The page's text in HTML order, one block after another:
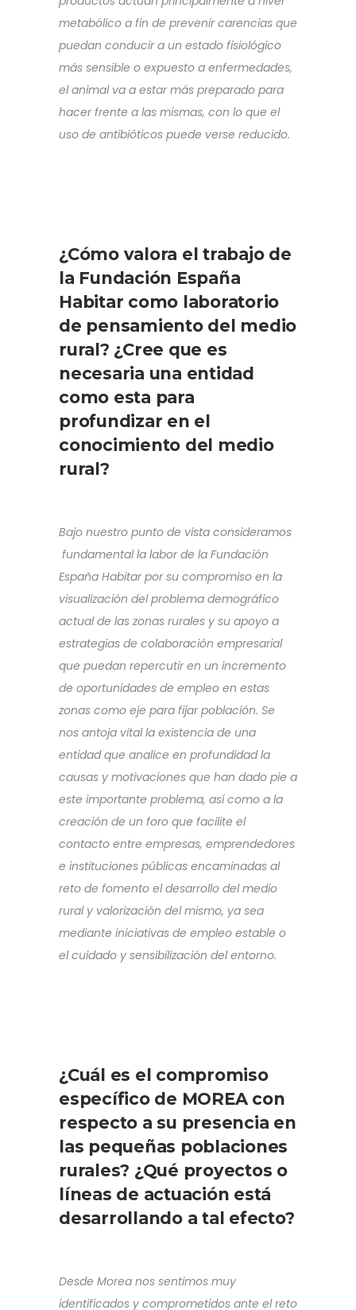
metabólico a fin de prevenir carencias que
puedan conducir a un estado fisiológico
más sensible o expuesto a enfermedades,
el animal va a estar más preparado para
hacer frente a las mismas, con lo que el
uso de antibióticos puede verse reducido.
¿Cómo valora el trabajo de
la Fundación España
Habitar como laboratorio
de pensamiento del medio
rural? ¿Cree que es
necesaria una entidad
como esta para
profundizar en el
conocimiento del medio
rural?
Bajo nuestro punto de vista consideramos
fundamental la labor de la Fundación
España Habitar por su compromiso en la
visualización del problema demográfico
actual de las zonas rurales y su apoyo a
estrategias de colaboración empresarial
que puedan repercutir en un incremento
de oportunidades de empleo en estas
zonas como eje para fijar población. Se
nos antoja vital la existencia de una
entidad que analice en profundidad la
causas y motivaciones que han dado pie a
este importante problema, así como a la
creación de un foro que facilite el
contacto entre empresas, emprendedores
e instituciones públicas encaminadas al
reto de fomento el desarrollo del medio
rural y valorización del mismo, ya sea
mediante iniciativas de empleo estable o
el cuidado y sensibilización del entorno.
¿Cuál es el compromiso
específico de MOREA con
respecto a su presencia en
las pequeñas poblaciones
rurales? ¿Qué proyectos o
líneas de actuación está
desarrollando a tal efecto?
Desde Morea nos sentimos muy
identificados y comprometidos ante el reto